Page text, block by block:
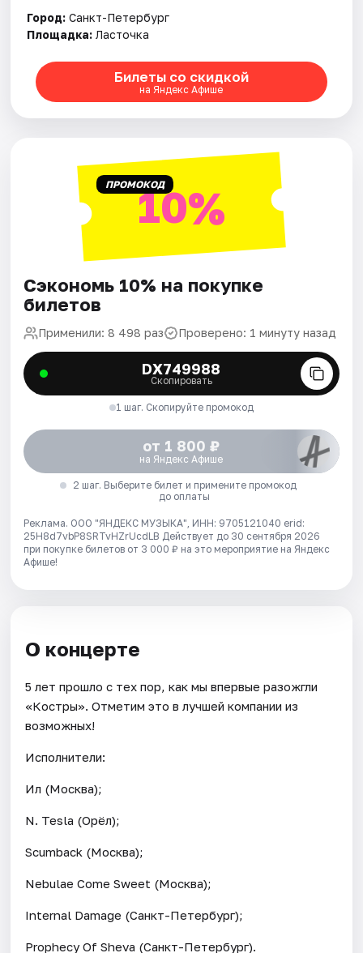
Рейтинги
Город: Санкт-Петербург
Площадка: Ласточка
Билеты со скидкой
на Яндекс Афише
ПРОМОКОД10%
Сэкономь 10% на покупке
билетов
Применили: 8 498 раз Проверено: 1 минуту назад
DX749988
Скопировать
1 шаг. Скопируйте промокод
от 1 800 ₽
на Яндекс Афише
2 шаг. Выберите билет и примените промокод
до оплаты
Реклама. ООО "ЯНДЕКС МУЗЫКА", ИНН: 9705121040 erid:
25H8d7vbP8SRTvHZrUcdLB Действует до 30 сентября 2026
при покупке билетов от 3 000 ₽ на это мероприятие на Яндекс
Афише!
О концерте
5 лет прошло с тех пор, как мы впервые разожгли
«Костры». Отметим это в лучшей компании из
возможных!
Исполнители:
Ил (Москва);
N. Tesla (Орёл);
Scumback (Москва);
Nebulae Come Sweet (Москва);
Internal Damage (Санкт-Петербург);
Prophecy Of Sheva (Санкт-Петербург).